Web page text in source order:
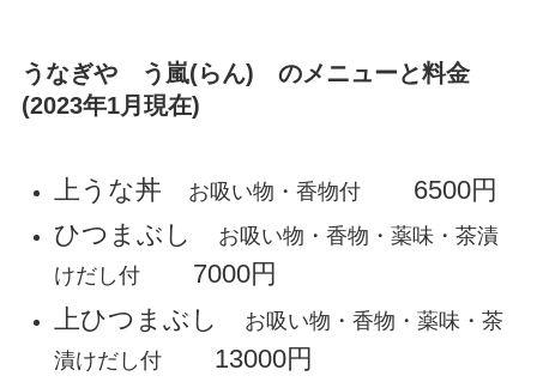
うなぎや う嵐(らん) のメニューと料金
(2023年1月現在)
上うな丼 お吸い物・香物付6500円
ひつまぶし
お吸い物・香物・薬味・茶漬
けだし付7000円
上ひつまぶし
お吸い物・香物・薬味・茶
漬けだし付13000円